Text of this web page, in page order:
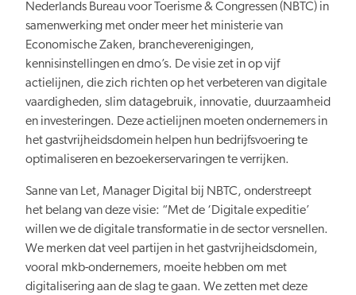
Verduurzaming
Lusten en lasten in balans
Nederlands Bureau voor Toerisme & Congressen (NBTC) in
samenwerking met onder meer het ministerie van
Economische Zaken, brancheverenigingen,
kennisinstellingen en dmo’s. De visie zet in op vijf
actielijnen, die zich richten op het verbeteren van digitale
vaardigheden, slim datagebruik, innovatie, duurzaamheid
en investeringen. Deze actielijnen moeten ondernemers in
het gastvrijheidsdomein helpen hun bedrijfsvoering te
optimaliseren en bezoekerservaringen te verrijken.
Sanne van Let, Manager Digital bij NBTC, onderstreept
het belang van deze visie: “Met de ‘Digitale expeditie’
willen we de digitale transformatie in de sector versnellen.
We merken dat veel partijen in het gastvrijheidsdomein,
vooral mkb-ondernemers, moeite hebben om met
digitalisering aan de slag te gaan. We zetten met deze